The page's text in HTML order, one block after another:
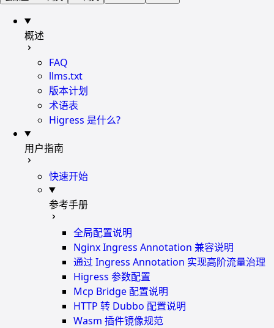
概述
FAQ
llms.txt
版本计划
术语表
Higress 是什么?
用户指南
快速开始
参考手册
全局配置说明
Nginx Ingress Annotation 兼容说明
通过 Ingress Annotation 实现高阶流量治理
Higress 参数配置
Mcp Bridge 配置说明
HTTP 转 Dubbo 配置说明
Wasm 插件镜像规范